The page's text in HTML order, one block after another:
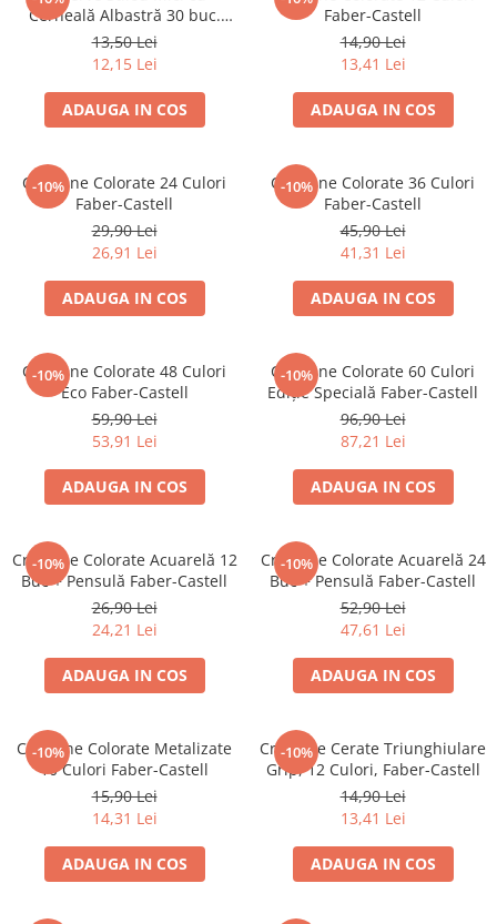
Blocnotesuri
Blocuri de desen
Caiete Biologie
Caiete cu Spirală
Caiete Dictando
Caiete Geografie
Caiete Matematica
Caiete Muzică
Caiete Studențești
Caiete Tip I
Caiete Tip II
Vocabulare
Calculatoare
Instrumente de scris și desen
Carioci
Creioane colorate
Creioane mecanice
Mine pentru creioane mecanice
Pixuri
Rollere
Stilouri
Măsurare și trasare
Rigle
Organizare și Arhivare
Cerneală Albastră 30 buc.
Faber-Castell
13,50 Lei
12,15 Lei
ADAUGA IN COS
Faber-Castell
14,90 Lei
13,41 Lei
ADAUGA IN COS
-10%
Creioane Colorate 24 Culori
Faber-Castell
29,90 Lei
26,91 Lei
ADAUGA IN COS
-10%
Creioane Colorate 36 Culori
Faber-Castell
45,90 Lei
41,31 Lei
ADAUGA IN COS
-10%
Creioane Colorate 48 Culori
Eco Faber-Castell
59,90 Lei
53,91 Lei
ADAUGA IN COS
-10%
Creioane Colorate 60 Culori
Ediție Specială Faber-Castell
96,90 Lei
87,21 Lei
ADAUGA IN COS
-10%
Creioane Colorate Acuarelă 12
Buc + Pensulă Faber-Castell
26,90 Lei
24,21 Lei
ADAUGA IN COS
-10%
Creioane Colorate Acuarelă 24
Buc + Pensulă Faber-Castell
52,90 Lei
47,61 Lei
ADAUGA IN COS
-10%
Creioane Colorate Metalizate
10 Culori Faber-Castell
15,90 Lei
14,31 Lei
ADAUGA IN COS
-10%
Creioane Cerate Triunghiulare
Grip, 12 Culori, Faber-Castell
14,90 Lei
13,41 Lei
ADAUGA IN COS